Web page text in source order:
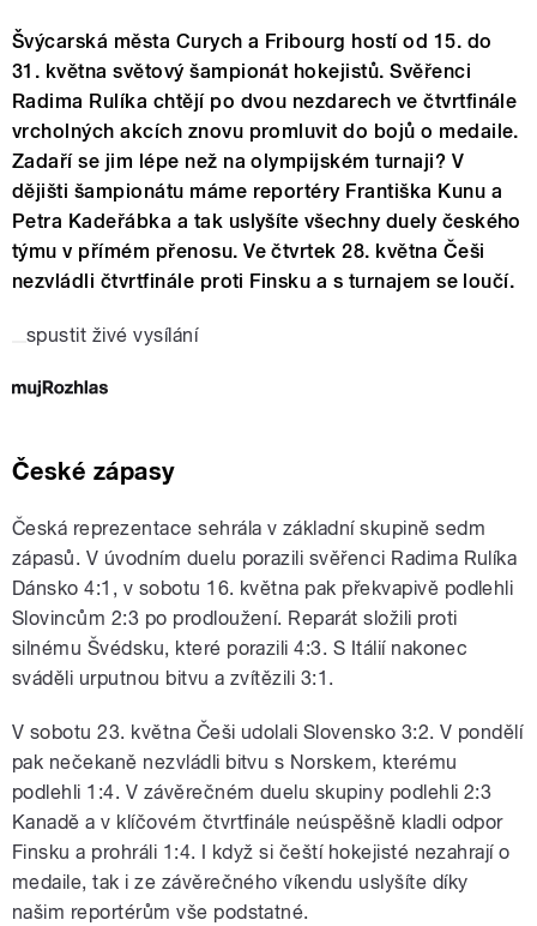
Švýcarská města Curych a Fribourg hostí od 15. do
31. května světový šampionát hokejistů. Svěřenci
Radima Rulíka chtějí po dvou nezdarech ve čtvrtfinále
vrcholných akcích znovu promluvit do bojů o medaile.
Zadaří se jim lépe než na olympijském turnaji? V
dějišti šampionátu máme reportéry Františka Kunu a
Petra Kadeřábka a tak uslyšíte všechny duely českého
týmu v přímém přenosu. Ve čtvrtek 28. května Češi
nezvládli čtvrtfinále proti Finsku a s turnajem se loučí.
spustit živé vysílání
České zápasy
Česká reprezentace sehrála v základní skupině sedm
zápasů. V úvodním duelu porazili svěřenci Radima Rulíka
Dánsko 4:1, v sobotu 16. května pak překvapivě podlehli
Slovincům 2:3 po prodloužení. Reparát složili proti
silnému Švédsku, které porazili 4:3. S Itálií nakonec
sváděli urputnou bitvu a zvítězili 3:1.
V sobotu 23. května Češi udolali Slovensko 3:2. V pondělí
pak nečekaně nezvládli bitvu s Norskem, kterému
podlehli 1:4. V závěrečném duelu skupiny podlehli 2:3
Kanadě a v klíčovém čtvrtfinále neúspěšně kladli odpor
Finsku a prohráli 1:4. I když si čeští hokejisté nezahrají o
medaile, tak i ze závěrečného víkendu uslyšíte díky
našim reportérům vše podstatné.